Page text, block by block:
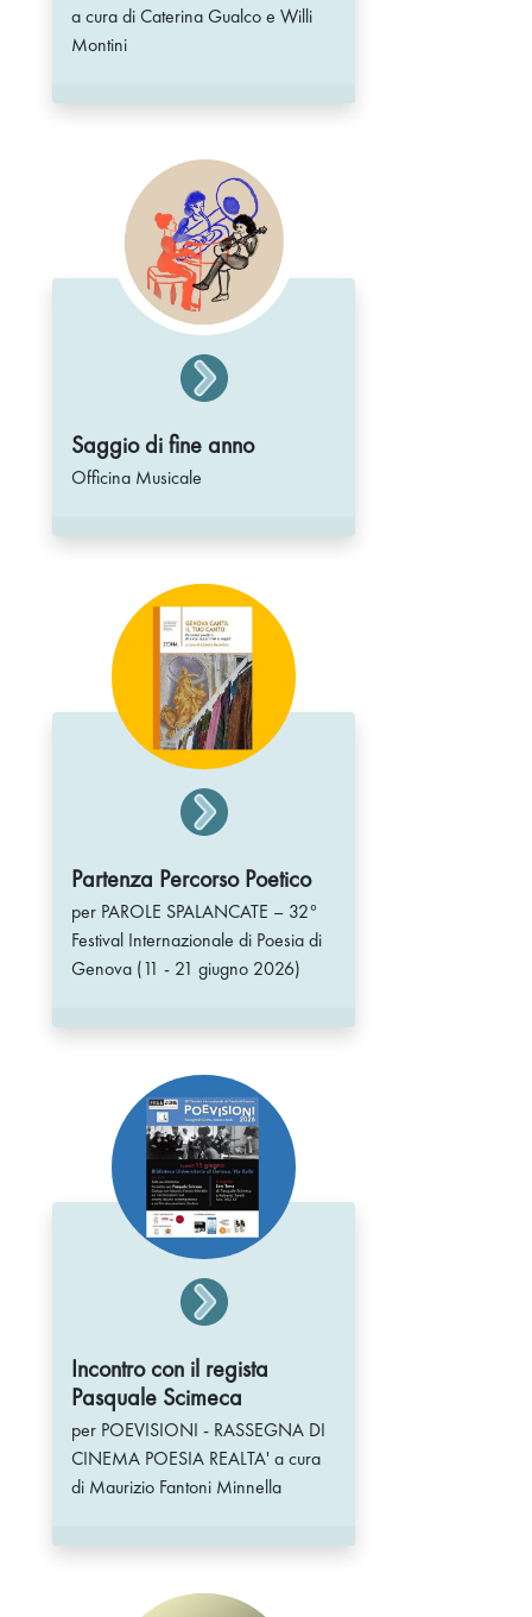
a cura di Caterina Gualco e Willi
Montini
Saggio di fine anno
Officina Musicale
Partenza Percorso Poetico
per PAROLE SPALANCATE – 32°
Festival Internazionale di Poesia di
Genova (11 - 21 giugno 2026)
Incontro con il regista
Pasquale Scimeca
per POEVISIONI - RASSEGNA DI
CINEMA POESIA REALTA' a cura
di Maurizio Fantoni Minnella